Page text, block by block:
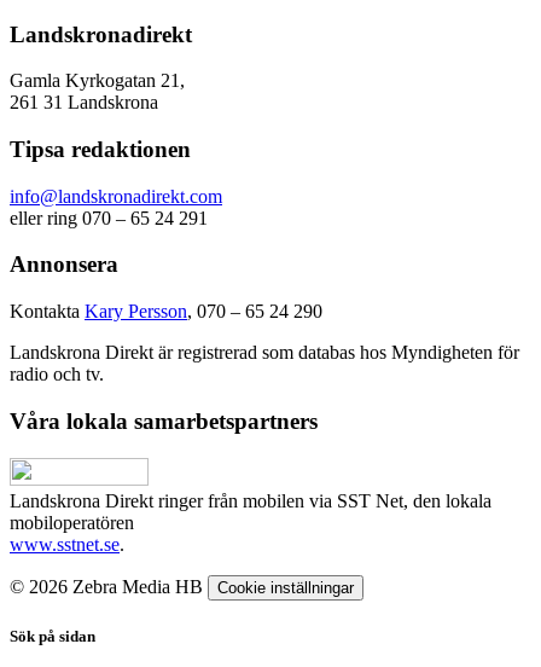
Landskronadirekt
Gamla Kyrkogatan 21,
261 31 Landskrona
Tipsa redaktionen
info@landskronadirekt.com
eller ring 070 – 65 24 291
Annonsera
Kontakta Kary Persson, 070 – 65 24 290
Landskrona Direkt är registrerad som databas hos Myndigheten för
radio och tv.
Våra lokala samarbetspartners
Landskrona Direkt ringer från mobilen via SST Net, den lokala
mobiloperatören
www.sstnet.se.
© 2026 Zebra Media HB Cookie inställningar
Sök på sidan